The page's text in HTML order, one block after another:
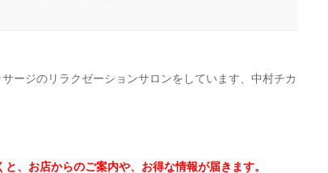
ージのリラクゼーションサロンをしています、中村チカ
、お店からのご案内や、お得な情報が届きます。